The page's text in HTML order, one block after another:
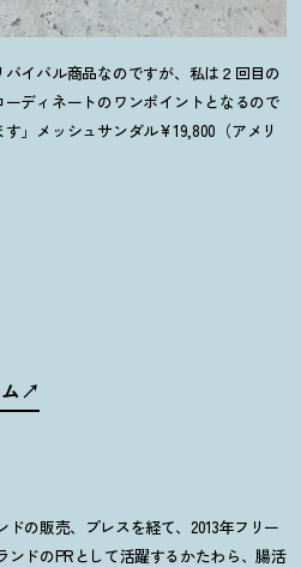
バイバル商品なのですが、私は２回目の
ディネートのワンポイントとなるので
」メッシュサンダル¥19,800（アメリ
の販売、プレスを経て、2013年フリー
ンドのPRとして活躍するかたわら、腸活